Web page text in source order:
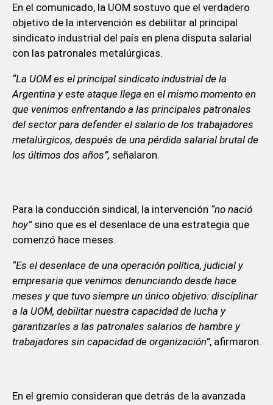
En el comunicado, la UOM sostuvo que el verdadero
objetivo de la intervención es debilitar al principal
sindicato industrial del país en plena disputa salarial
con las patronales metalúrgicas.
“La UOM es el principal sindicato industrial de la
Argentina y este ataque llega en el mismo momento en
que venimos enfrentando a las principales patronales
del sector para defender el salario de los trabajadores
metalúrgicos, después de una pérdida salarial brutal de
los últimos dos años”, señalaron.
Para la conducción sindical, la intervención “no nació
hoy” sino que es el desenlace de una estrategia que
comenzó hace meses.
“Es el desenlace de una operación política, judicial y
empresaria que venimos denunciando desde hace
meses y que tuvo siempre un único objetivo: disciplinar
a la UOM, debilitar nuestra capacidad de lucha y
garantizarles a las patronales salarios de hambre y
trabajadores sin capacidad de organización”, afirmaron.
En el gremio consideran que detrás de la avanzada